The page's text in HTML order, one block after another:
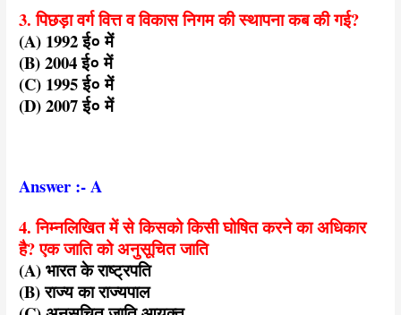
3. पिछड़ा वर्ग वित्त व विकास निगम की स्थापना कब की गई?
(A) 1992 ई० में
(B) 2004 ई० में
(C) 1995 ई० में
(D) 2007 ई० में
Answer :- A
4. निम्नलिखित में से किसको किसी घोषित करने का अधिकार
है? एक जाति को अनुसूचित जाति
(A) भारत के राष्ट्रपति
(B) राज्य का राज्यपाल